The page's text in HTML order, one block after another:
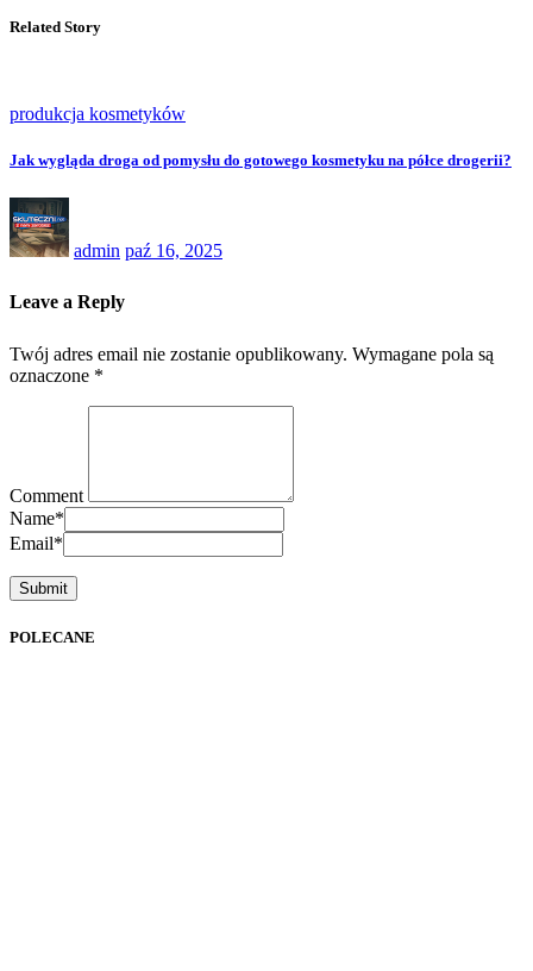
Related Story
produkcja kosmetyków
Jak wygląda droga od pomysłu do gotowego kosmetyku na półce drogerii?
admin paź 16, 2025
Leave a Reply
Twój adres email nie zostanie opublikowany. Wymagane pola są
oznaczone *
Comment
Name*
Email*
POLECANE